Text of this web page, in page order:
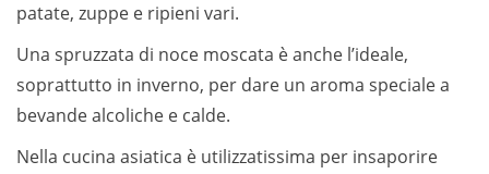
patate, zuppe e ripieni vari.
Una spruzzata di noce moscata è anche l’ideale,
soprattutto in inverno, per dare un aroma speciale a
bevande alcoliche e calde.
Nella cucina asiatica è utilizzatissima per insaporire